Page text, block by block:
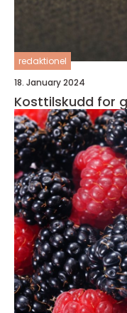
redaktionel
18. January 2024
Kosttilskudd for